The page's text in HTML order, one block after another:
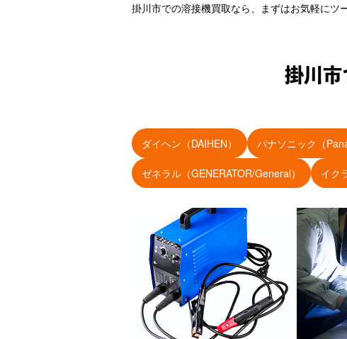
掛川市での溶接機買取なら、まずはお気軽にツ
掛川市
ダイヘン（DAIHEN） パナソニック（
ゼネラル（GENERATOR/General） イク